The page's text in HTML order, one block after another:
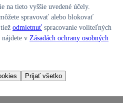
a frkačky
tieto vyššie uvedené účely.
spravovať alebo blokovať
odmietnuť spracovanie voliteľných
v Zásadách ochrany osobných
Prijať všetko